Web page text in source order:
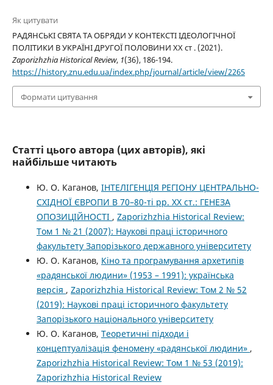
Як цитувати
РАДЯНСЬКІ СВЯТА ТА ОБРЯДИ У КОНТЕКСТІ ІДЕОЛОГІЧНОЇ
ПОЛІТИКИ В УКРАЇНІ ДРУГОЇ ПОЛОВИНИ XX ст . (2021).
Zaporizhzhia Historical Review, 1(36), 186-194.
https://history.znu.edu.ua/index.php/journal/article/view/2265
Формати цитування
Статті цього автора (цих авторів), які
найбільше читають
Ю. О. Каганов, ІНТЕЛІГЕНЦІЯ РЕГІОНУ ЦЕНТРАЛЬНО-
СХІДНОЇ ЄВРОПИ В 70–80-ті рр. XX ст.: ГЕНЕЗА
ОПОЗИЦІЙНОСТІ , Zaporizhzhia Historical Review:
Том 1 № 21 (2007): Наукові праці історичного
факультету Запорізького державного університету
Ю. О. Каганов, Кіно та програмування архетипів
«радянської людини» (1953 – 1991): українська
версія , Zaporizhzhia Historical Review: Том 2 № 52
(2019): Наукові праці історичного факультету
Запорізького національного університету
Ю. О. Каганов, Теоретичні підходи і
концептуалізація феномену «радянської людини» ,
Zaporizhzhia Historical Review: Том 1 № 53 (2019):
Zaporizhzhia Historical Review